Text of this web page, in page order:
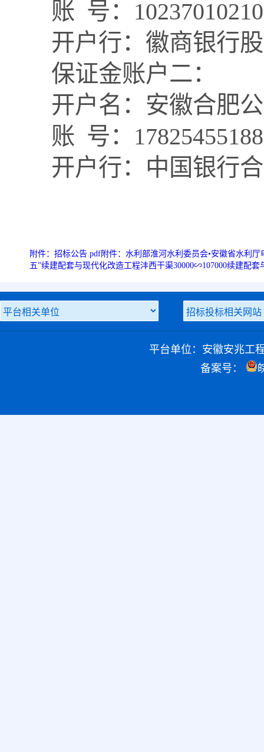
账 号：
开户行：徽商银行
保证金账户二：
开户名：安徽合肥
账 号：
开户行：中国银行
附件：招标公告.pdf附件：水利部淮河水利委员会•安徽省水利
五”续建配套与现代化改造工程沣西干渠30000∽107000续建配套
平台单位：安徽安兆工
备案号：